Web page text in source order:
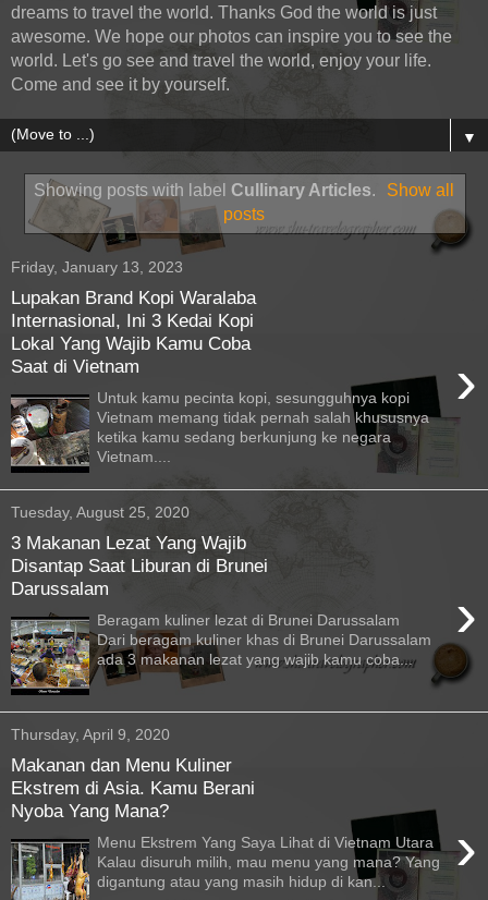
dreams to travel the world. Thanks God the world is just
awesome. We hope our photos can inspire you to see the
world. Let's go see and travel the world, enjoy your life.
Come and see it by yourself.
▼
Showing posts with label Cullinary Articles.
Show all
posts
Friday, January 13, 2023
Lupakan Brand Kopi Waralaba
Internasional, Ini 3 Kedai Kopi
Lokal Yang Wajib Kamu Coba
Saat di Vietnam
›
Untuk kamu pecinta kopi, sesungguhnya kopi
Vietnam memang tidak pernah salah khususnya
ketika kamu sedang berkunjung ke negara
Vietnam....
Tuesday, August 25, 2020
3 Makanan Lezat Yang Wajib
Disantap Saat Liburan di Brunei
Darussalam
›
Beragam kuliner lezat di Brunei Darussalam
Dari beragam kuliner khas di Brunei Darussalam
ada 3 makanan lezat yang wajib kamu coba...
Thursday, April 9, 2020
Makanan dan Menu Kuliner
Ekstrem di Asia. Kamu Berani
Nyoba Yang Mana?
›
Menu Ekstrem Yang Saya Lihat di Vietnam Utara
Kalau disuruh milih, mau menu yang mana? Yang
digantung atau yang masih hidup di kan...